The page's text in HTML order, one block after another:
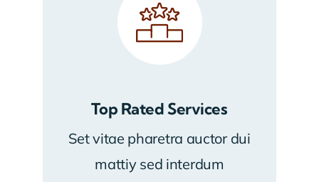
Top Rated Services
Set vitae pharetra auctor dui
mattiy sed interdum